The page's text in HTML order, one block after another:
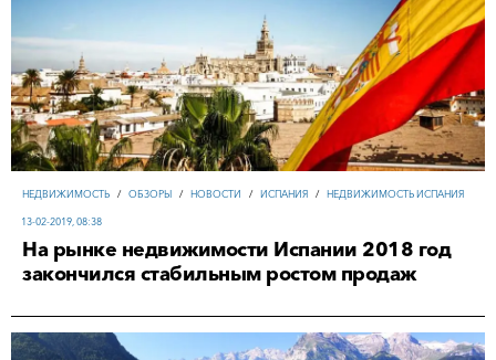
НЕДВИЖИМОСТЬ / ОБЗОРЫ / НОВОСТИ / ИСПАНИЯ / НЕДВИЖИМОСТЬ ИСПАНИЯ
13-02-2019, 08:38
На рынке недвижимости Испании 2018 год
закончился стабильным ростом продаж